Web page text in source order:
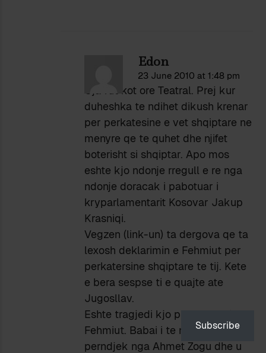
Edon
23 June 2010 at 1:48 pm
Cja fut kot ore Teatral. Prej kur
duheshka te ndihet dikush krenar
per perkatesine e vet shqiptare ne
menyre qe te quhet dhe njifet
boterisht si shqiptar. Apo mos
eshte kjo ndonje rregull e re nga
ndonje doracak i pabotuar i
kryparlamentarit Kosovar Jakup
Krasniqi.
Vegzen (link-un) ta dergova qe ta
lexosh deklarimin e Fehmiut per
perkatersine shqiptare te tij. Kete
e bera sespse ti e quajte ate
Jugosllav.
Eshte tragjedi kjo puna e Bekim
Fehmiut. Babai i te ndjerit u
perndjek nga Ahmet Zogu dhe u
Subscribe